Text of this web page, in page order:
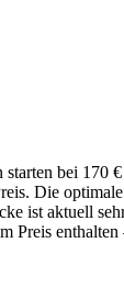
bei 170
Die
ist aktuell
Preis